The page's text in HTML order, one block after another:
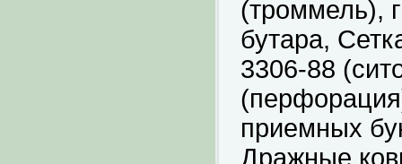
(троммель),
бутара,
3306-88
приемных
Дражные